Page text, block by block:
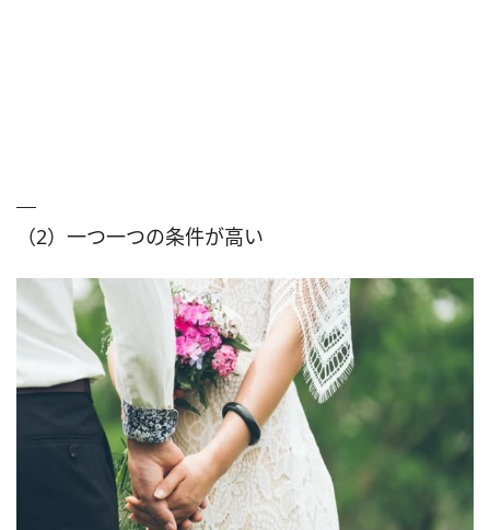
（2）一つ一つの条件が高い